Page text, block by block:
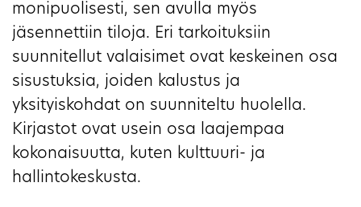
monipuolisesti, sen avulla myös
jäsennettiin tiloja. Eri tarkoituksiin
suunnitellut valaisimet ovat keskeinen osa
sisustuksia, joiden kalustus ja
yksityiskohdat on suunniteltu huolella.
Kirjastot ovat usein osa laajempaa
kokonaisuutta, kuten kulttuuri- ja
hallintokeskusta.